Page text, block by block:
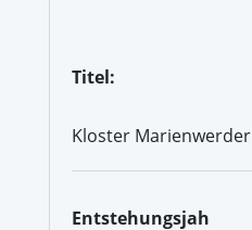
Titel:
Kloster Marienwerder
Entstehungsjah